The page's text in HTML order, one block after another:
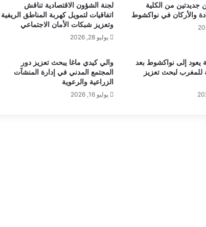
جديدتين من الكلية
والأركان في نواكشوط
لجنة الشؤون الاقتصادية تناقش
اتفاقيات لتمويل كهربة المناطق الريفية
وتعزيز شبكات الأمان الاجتماعي
يوليو 28, 2026
يعود إلى نواكشوط بعد
للمغرب لبحث تعزيز
والي كيدي ماغا يبحث تعزيز دور
المجتمع المدني في إدارة المنشآت
الزراعية والرعوية
يوليو 16, 2026